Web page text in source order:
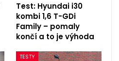
Test: Hyundai i30
kombi 1,6 T-GDi
Family – pomaly
končí a to je výhoda
TESTY